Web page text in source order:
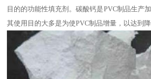
目的的功能性填充剂。碳酸钙是PVC制品生产
其使用目的大多是为使PVC制品增量，以达到